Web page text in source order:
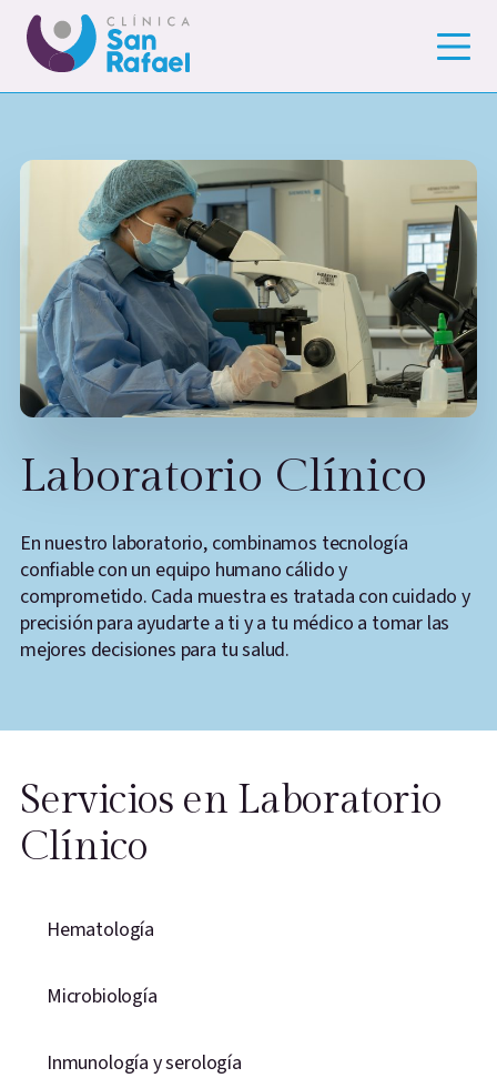
Laboratorio Clínico
En nuestro laboratorio, combinamos tecnología
confiable con un equipo humano cálido y
comprometido. Cada muestra es tratada con cuidado y
precisión para ayudarte a ti y a tu médico a tomar las
mejores decisiones para tu salud.
Servicios en Laboratorio
Clínico
Hematología
Microbiología
Inmunología y serología